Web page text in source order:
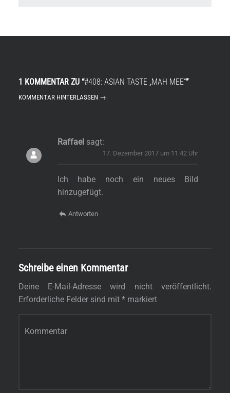
1 KOMMENTAR ZU “#408: ASIAN TASTE „MAH MEE“”
KOMMENTAR HINTERLASSEN →
Raffael sagt:
17. Dezember 2017 um 11:42 Uhr
Ich habe noch ein neues Bild
hinzugefügt.
Antworten
Schreibe einen Kommentar
Deine E-Mail-Adresse wird nicht veröffentlicht.
Erforderliche Felder sind mit *markiert